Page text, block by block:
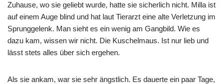
Zuhause, wo sie geliebt wurde, hatte sie sicherlich nicht. Milla ist
auf einem Auge blind und hat laut Tierarzt eine alte Verletzung im
Sprunggelenk. Man sieht es ein wenig am Gangbild. Wie es
dazu kam, wissen wir nicht. Die Kuschelmaus. Ist nur lieb und
lässt stets alles über sich ergehen.
Als sie ankam, war sie sehr ängstlich. Es dauerte ein paar Tage,